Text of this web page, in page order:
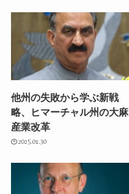
他州の失敗から学ぶ新戦
略、ヒマーチャル州の大麻
産業改革
2025.01.30